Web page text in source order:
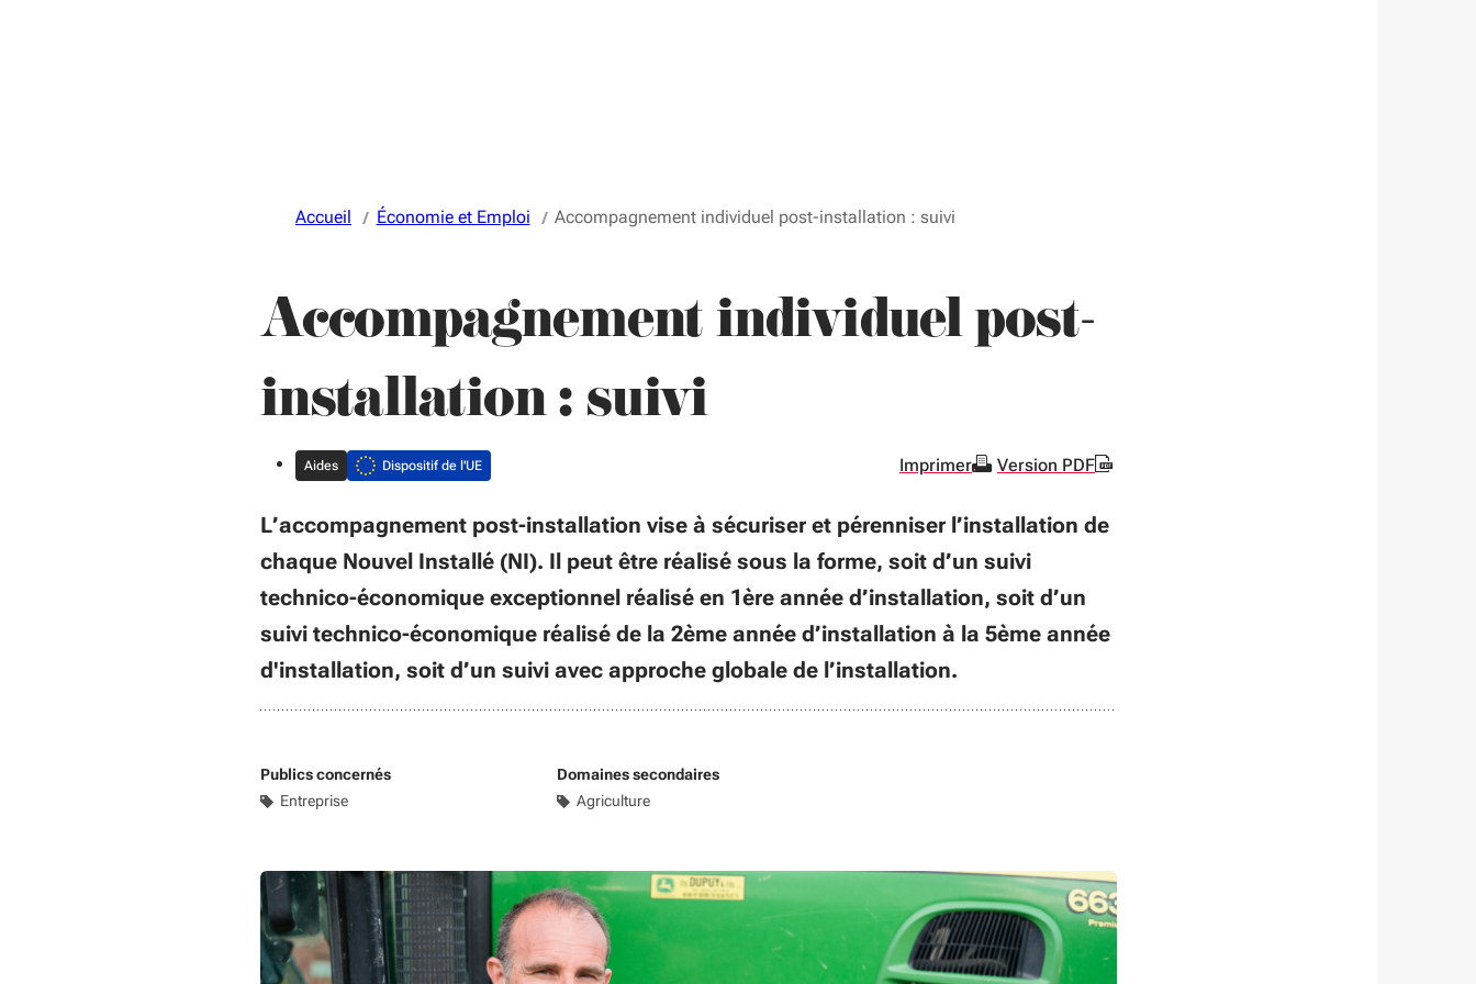
Accueil Économie et Emploi Accompagnement individuel post-installation : suivi
Accompagnement individuel post-
installation : suivi
Aides Dispositif de l'UE Imprimer Version PDF
L’accompagnement post-installation vise à sécuriser et pérenniser l’installation de
chaque Nouvel Installé (NI). Il peut être réalisé sous la forme, soit d’un suivi
technico-économique exceptionnel réalisé en 1ère année d’installation, soit d’un
suivi technico-économique réalisé de la 2ème année d’installation à la 5ème année
d'installation, soit d’un suivi avec approche globale de l’installation.
Publics concernés
Entreprise
Domaines secondaires
Agriculture